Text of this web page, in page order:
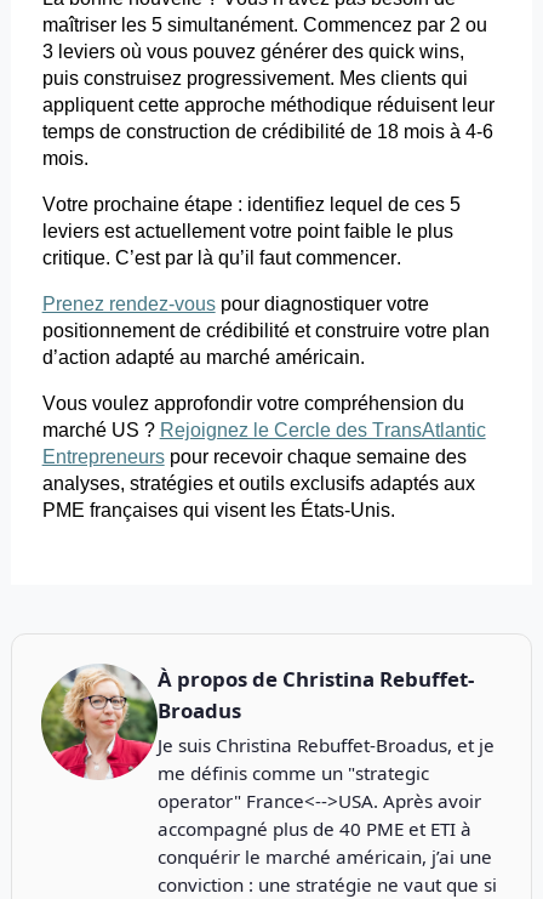
maîtriser les 5 simultanément. Commencez par 2 ou
3 leviers où vous pouvez générer des quick wins,
puis construisez progressivement. Mes clients qui
appliquent cette approche méthodique réduisent leur
temps de construction de crédibilité de 18 mois à 4-6
mois.
Votre prochaine étape : identifiez lequel de ces 5
leviers est actuellement votre point faible le plus
critique. C’est par là qu’il faut commencer.
Prenez rendez-vous pourdiagnostiquer votre
positionnement de crédibilité et construire votre plan
d’action adapté au marché américain.
Vous voulez approfondir votre compréhension du
marché US ? Rejoignez le Cercle des TransAtlantic
Entrepreneurs pourrecevoir chaque semaine des
analyses, stratégies et outils exclusifs adaptés aux
PME françaises qui visent les États-Unis.
À propos de Christina Rebuffet-
Broadus
Je suis Christina Rebuffet-Broadus, et je
me définis comme un "strategic
operator" France<-->USA. Après avoir
accompagné plus de 40 PME et ETI à
conquérir le marché américain, j’ai une
conviction : une stratégie ne vaut que si